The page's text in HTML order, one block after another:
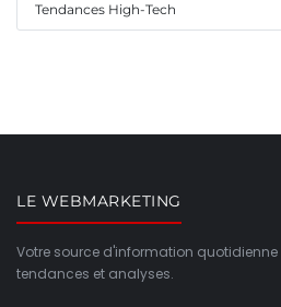
Tendances High-Tech
LE WEBMARKETING
Votre source d'information
tendances et analyses.